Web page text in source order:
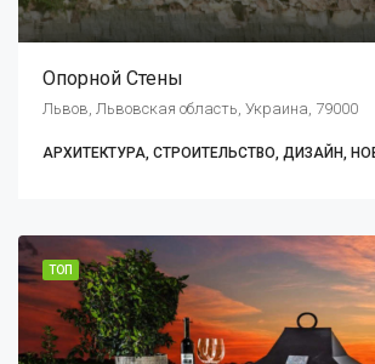
Опорной Стены
Львов, Львовская область, Украина, 79000
АРХИТЕКТУРА, СТРОИТЕЛЬСТВО, ДИЗАЙН,
ТОП